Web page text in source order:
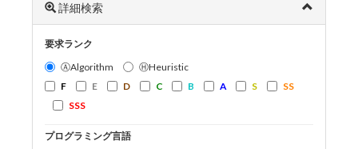
詳細検索
要求ランク
ⒶAlgorithm
ⒽHeuristic
F
E D C B A S
SS
SSS
プログラミング言語